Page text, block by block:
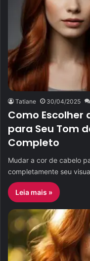
Tatiane 30/04/2025
Como Escolher
para Seu Tom
Completo
Mudar a cor de cabelo
completamente seu
Leia mais »